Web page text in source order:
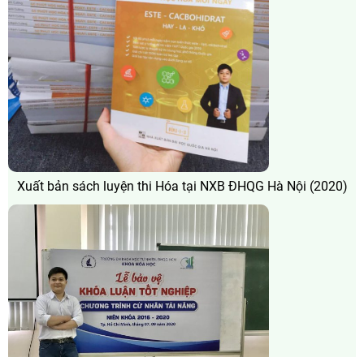
Xuất bản sách luyện thi Hóa tại NXB ĐHQG Hà Nội (2020)